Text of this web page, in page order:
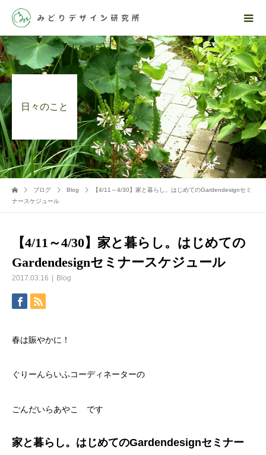
日々のこと
ブログ Blog
【4/11～4/30】家と暮らし。はじめてのGardendesignセミ
ナースケジュール
【4/11～4/30】家と暮らし。はじめての
Gardendesignセミナースケジュール
2017.03.16 Blog
春は賑やかに！
ぐりーんらいふコーディネーターの
ごんだいらあやこ です
家と暮らし。はじめてのGardendesignセミナー